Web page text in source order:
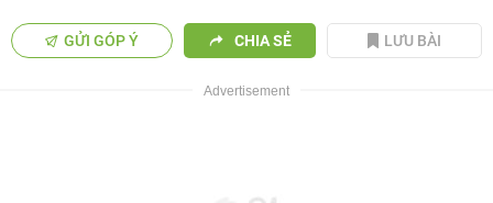
GỬI GÓP Ý CHIA SẺ LƯU BÀI